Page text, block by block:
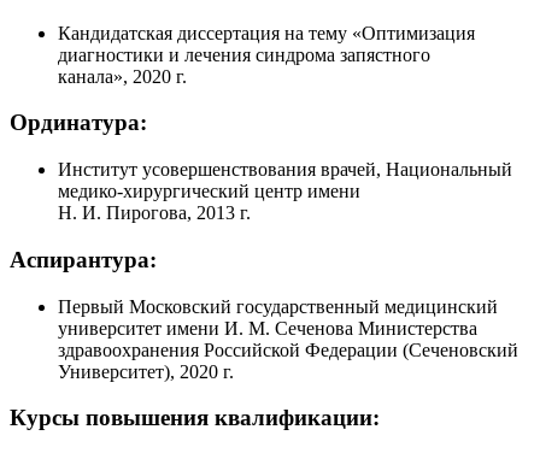
Кандидатская диссертация на тему «Оптимизация
диагностики и лечения синдрома запястного
канала», 2020 г.
Ординатура:
Институт усовершенствования врачей, Национальный
медико-хирургический центр имени
Н. И. Пирогова, 2013 г.
Аспирантура:
Первый Московский государственный медицинский
университет имени И. М. Сеченова Министерства
здравоохранения Российской Федерации (Сеченовский
Университет), 2020 г.
Курсы повышения квалификации: